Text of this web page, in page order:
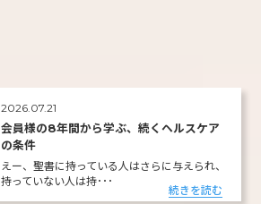
2026.07.21
会員様の8年間から学ぶ、続くヘルスケア
の条件
えー、聖書に持っている人はさらに与えられ、
持っていない人は持･･･
続きを読む